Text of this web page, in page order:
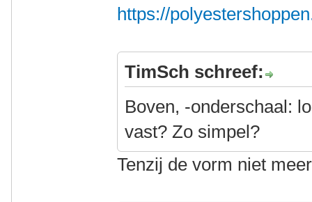
https://
TimSch schreef:
Boven, -onderschaal:
vast? Zo simpel?
Tenzij de vorm niet